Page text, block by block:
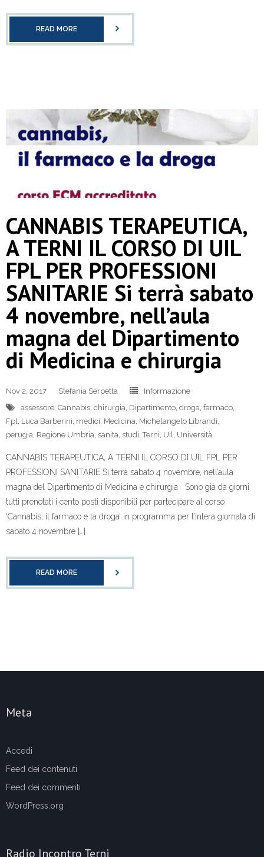
READ MORE
CANNABIS TERAPEUTICA,
A TERNI IL CORSO DI UIL
FPL PER PROFESSIONI
SANITARIE Si terrà sabato
4 novembre, nell’aula
magna del Dipartimento
di Medicina e chirurgia
Nov 2, 2017 Stefania Serpetta
Informazione
assessore, Cannabis, chirurgia, Dipartimento, droga, farmaco,
Fpl, Luca Barberini, medici, Medicina, Michelangelo Librandi,
perugia, Regione Umbria, sanita, studi,Terni, Uil, Università
CANNABIS TERAPEUTICA, A TERNI IL CORSO DI UIL FPL PER
PROFESSIONI SANITARIE Si terrà sabato 4 novembre, nell’aula
magna del Dipartimento di Medicina e chirurgia Sono già da giorni
tutti prenotati i cento posti disponibili per partecipare al corso
‘Cannabis, il farmaco e la droga’ in programma per l’intera giornata di
sabato 4 novembre […]
READ MORE
Meta
Accedi
Feed dei contenuti
Feed dei commenti
WordPress.org
Radio Incontro Terni